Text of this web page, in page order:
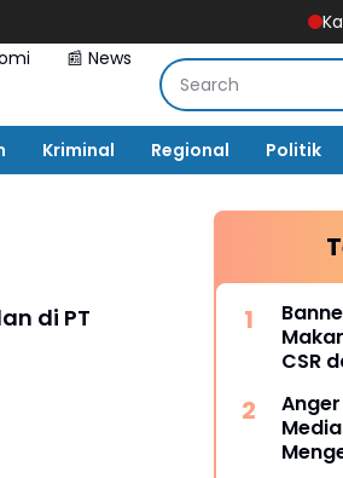
Kasad Ajak
📰 News
Kriminal Regional Politik
di PT
CSR